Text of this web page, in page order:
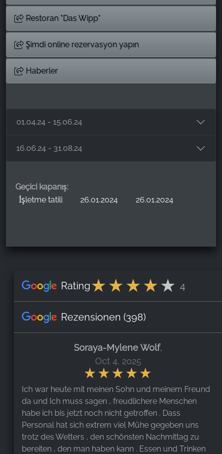
Restoran "Das Wipp"
Şimdi online rezervasyon yapın
Haberler
01.04.24 - 15.06.24
16.06.24 - 31.08.24
Geçici kapanış:
İşletme tatili
26.01.2024 26.01.2024
Rating 4
Rezensionen (398)
Soraya-Mylene Wolf,
Oct 4, 2025
Ich war heute mit meinen Sohn und meinem Freund
da und Ich muss sagen , freudlichere Menschen
habe ich bis jetzt noch nicht getroffen . Dass
Personal hat sich extrem viel Mühe gegeben uns
trotz des Wetters , den schönsten Nachmittag zu
bereiten , den man haben kann . Essen und Trinken